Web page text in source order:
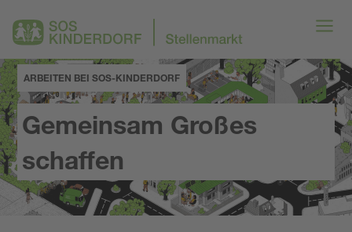
ARBEITEN BEI SOS-KINDERDORF
Gemeinsam Großes
schaffen